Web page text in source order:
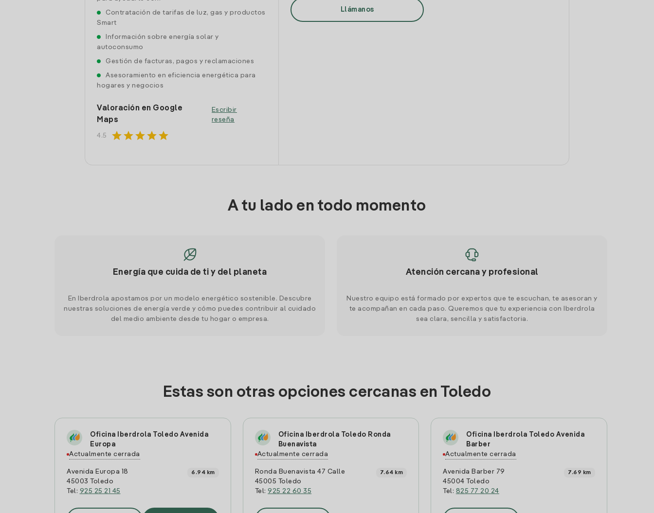
Contratación de tarifas de luz, gas y productos
Smart
Información sobre energía solar y
autoconsumo
Gestión de facturas, pagos y reclamaciones
Asesoramiento en eficiencia energética para
hogares y negocios
Valoración en Google
Maps
4.5 starstarstarstarstar
Escribir
reseña
Llámanos
A tu lado en todo momento
Energía que cuida de ti y del planeta
En Iberdrola apostamos por un modelo energético sostenible. Descubre
nuestras soluciones de energía verde y cómo puedes contribuir al cuidado
del medio ambiente desde tu hogar o empresa.
Atención cercana y profesional
Nuestro equipo está formado por expertos que te escuchan, te asesoran y
te acompañan en cada paso. Queremos que tu experiencia con Iberdrola
sea clara, sencilla y satisfactoria.
Estas son otras opciones cercanas en Toledo
Oficina Iberdrola Toledo Avenida
Europa
Actualmente cerrada
Avenida Europa 18
45003 Toledo
Tel: 925 25 21 45
6.94 km
Oficina Iberdrola Toledo Ronda
Buenavista
Actualmente cerrada
Ronda Buenavista 47 Calle
45005 Toledo
Tel:925 22 60 35
7.64 km
Oficina Iberdrola Toledo Avenida
Barber
Actualmente cerrada
Avenida Barber 79
45004 Toledo
Tel: 825 77 20 24
7.69 km